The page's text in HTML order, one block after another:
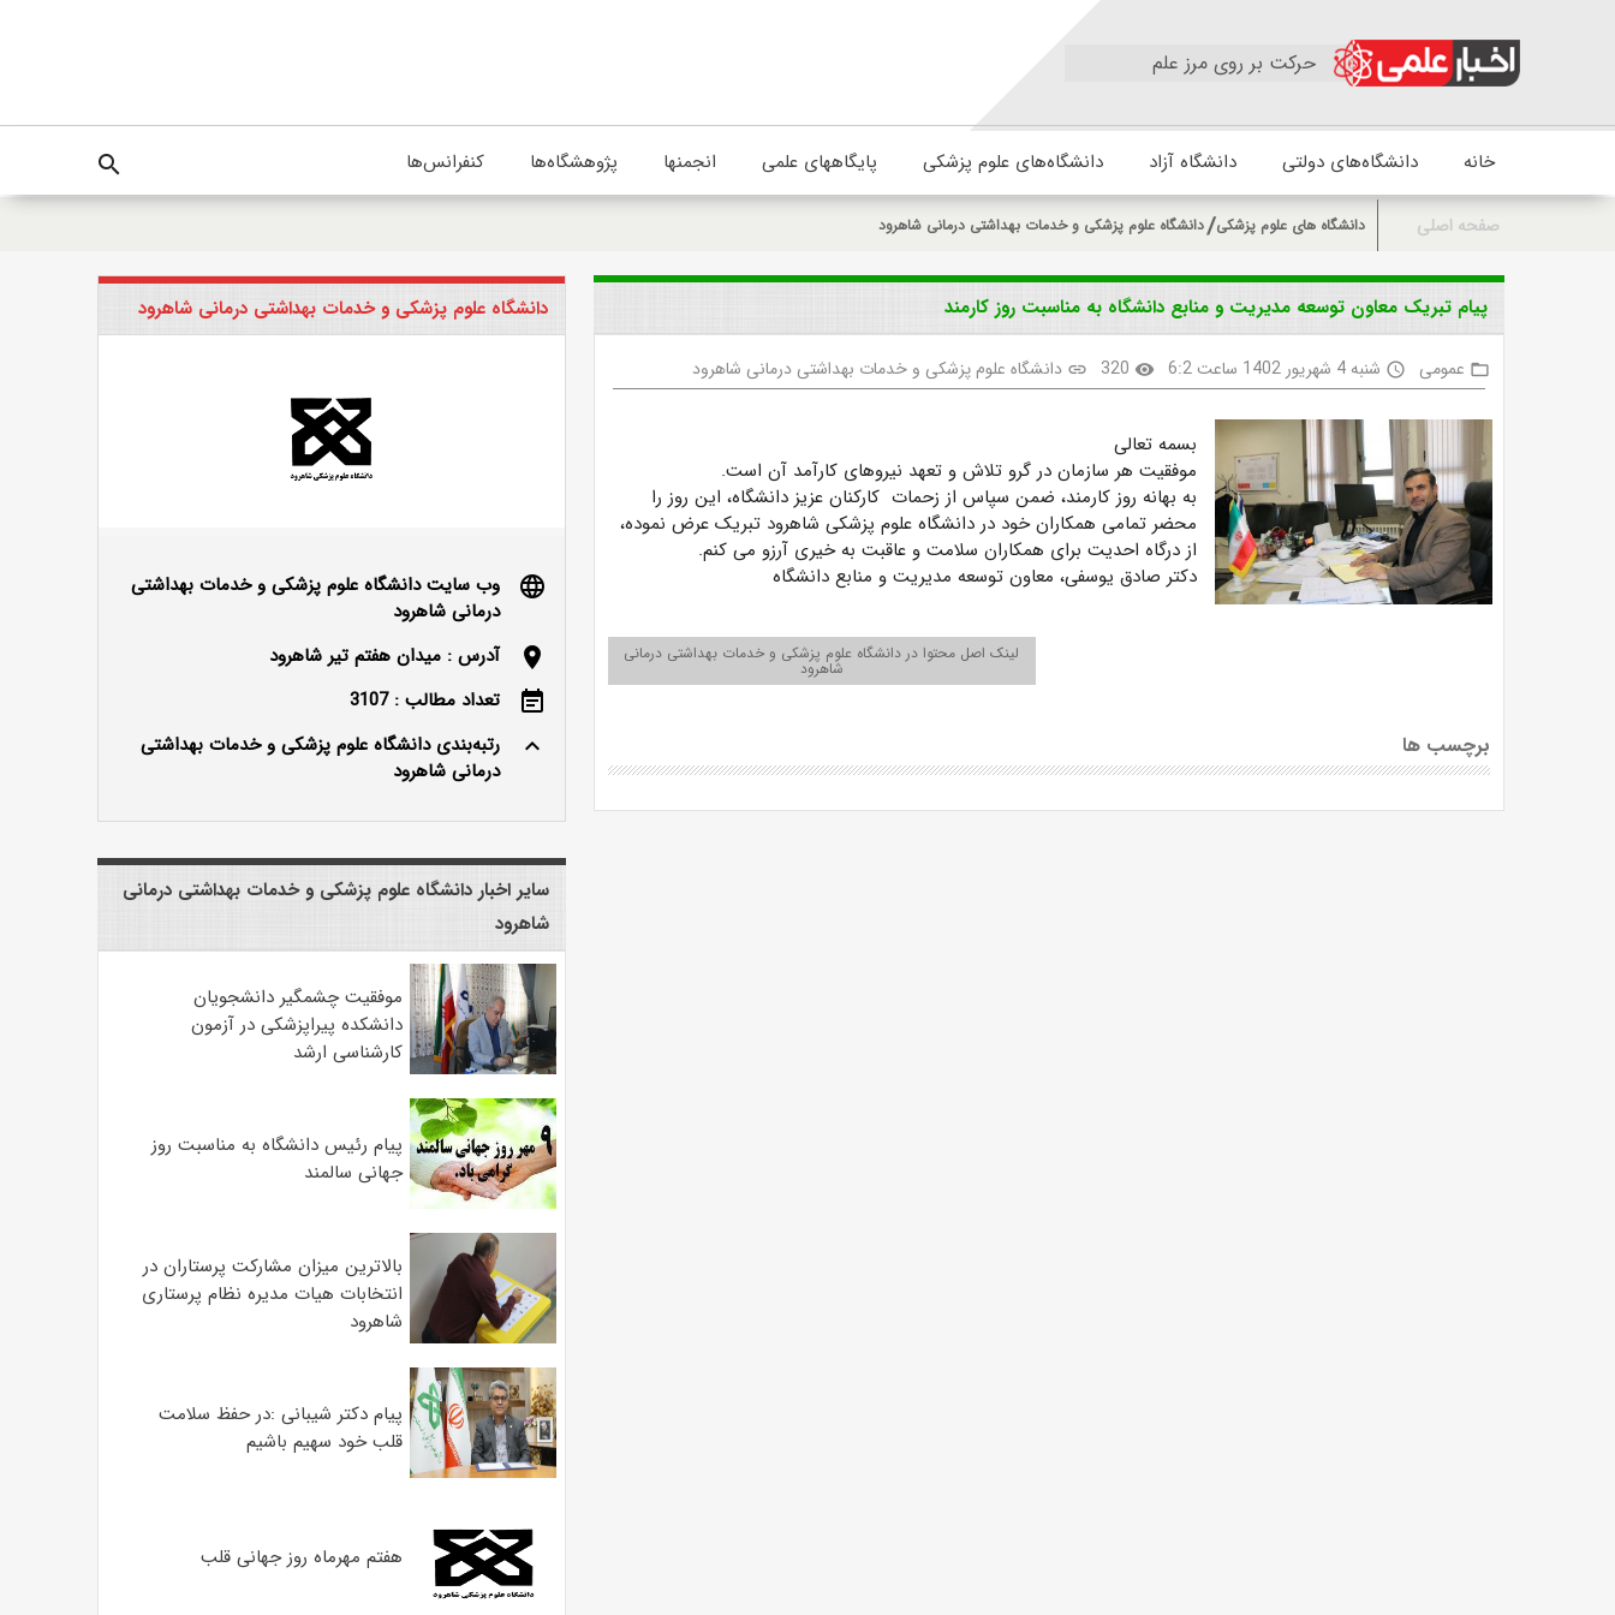
حرکت بر روی مرز علم
خانه دانشگاه‌های دولتی دانشگاه آزاد دانشگاه‌های علوم پزشکی پایگاههای علمی انجمنها پژوهشگاه‌ها کنفرانس‌ها search
صفحه اصلی دانشگاه های علوم پزشکی دانشگاه علوم پزشکی و خدمات بهداشتی درمانی شاهرود
پیام تبریک معاون توسعه مدیریت و منابع دانشگاه به مناسبت روز کارمند
folder_open عمومی access_time شنبه 4 شهریور 1402 ساعت 6:2 visibility
320
link دانشگاه علوم پزشکی و خدمات بهداشتی درمانی شاهرود
بسمه تعالی
موفقیت هر سازمان در گرو تلاش و تعهد نیروهای کارآمد آن است.
به بهانه روز کارمند، ضمن سپاس از زحمات کارکنان عزیز دانشگاه، این روز را
محضر تمامی همکاران خود در دانشگاه علوم پزشکی شاهرود تبریک عرض نموده،
از درگاه احدیت برای همکاران سلامت و عاقبت به خیری آرزو می کنم.
دکتر صادق یوسفی، معاون توسعه مدیریت و منابع دانشگاه
لینک اصل محتوا در دانشگاه علوم پزشکی و خدمات بهداشتی درمانی
شاهرود
برچسب ها
دانشگاه علوم پزشکی و خدمات بهداشتی درمانی شاهرود
language
وب سایت دانشگاه علوم پزشکی و خدمات بهداشتی
درمانی شاهرود
location_on
آدرس : میدان هفتم تیر شاهرود
event_note
تعداد مطالب : 3107
keyboard_arrow_up
رتبه‌بندی دانشگاه علوم پزشکی و خدمات بهداشتی
درمانی شاهرود
سایر اخبار دانشگاه علوم پزشکی و خدمات بهداشتی درمانی
شاهرود
موفقیت چشمگیر دانشجویان
دانشکده پیراپزشکی در آزمون
کارشناسی ارشد
پیام رئیس دانشگاه به مناسبت روز
جهانی سالمند
بالاترین میزان مشارکت پرستاران در
انتخابات هیات مدیره نظام پرستاری
شاهرود
پیام دکتر شیبانی :در حفظ سلامت
قلب خود سهیم باشیم
هفتم مهرماه روز جهانی قلب